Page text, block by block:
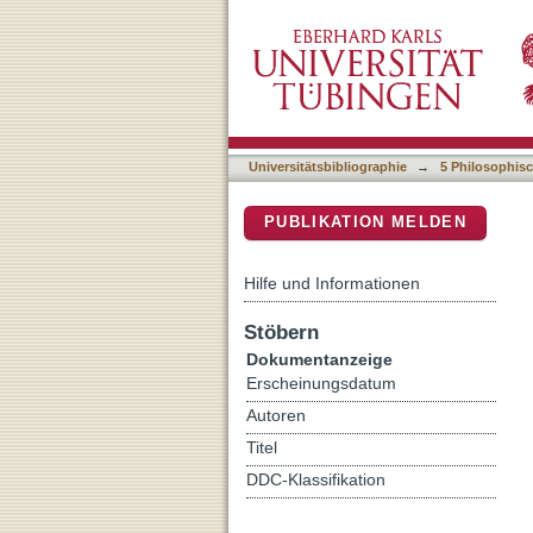
Universitätsbibliographie → 5
PUBLIKATION MELDEN
Hilfe und Informationen
Stöbern
Dokumentanzeige
Erscheinungsdatum
Autoren
Titel
DDC-Klassifikation